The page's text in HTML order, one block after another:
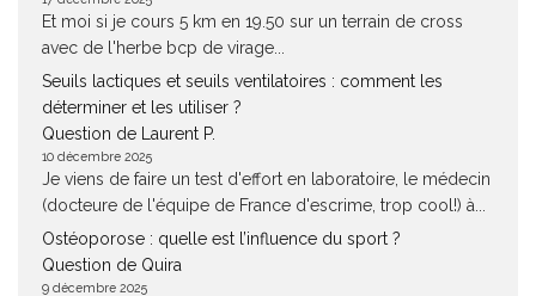
Et moi si je cours 5 km en 19.50 sur un terrain de cross
avec de l'herbe bcp de virage...
Seuils lactiques et seuils ventilatoires : comment les
déterminer et les utiliser ?
Question de Laurent P.
10 décembre 2025
Je viens de faire un test d'effort en laboratoire, le médecin
(docteure de l'équipe de France d'escrime, trop cool!) à...
Ostéoporose : quelle est l’influence du sport ?
Question de Quira
9 décembre 2025